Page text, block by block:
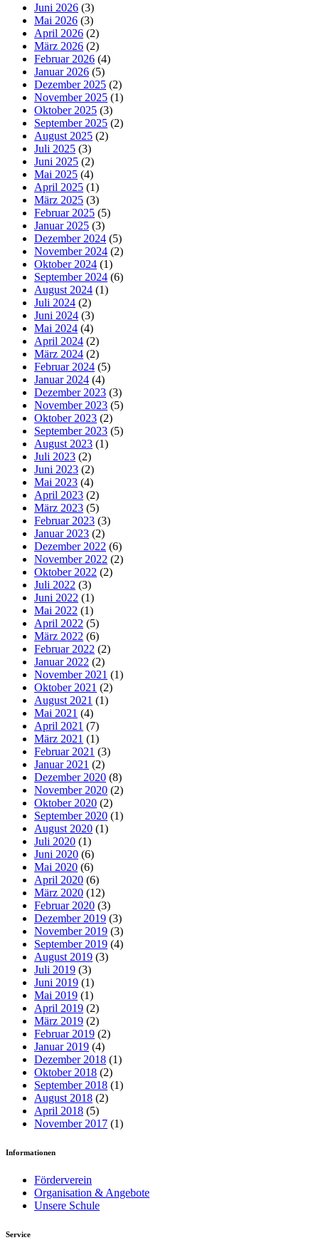
Juni 2026 (3)
Mai 2026 (3)
April 2026 (2)
März 2026 (2)
Februar 2026 (4)
Januar 2026 (5)
Dezember 2025 (2)
November 2025 (1)
Oktober 2025 (3)
September 2025 (2)
August 2025 (2)
Juli 2025 (3)
Juni 2025 (2)
Mai 2025 (4)
April 2025 (1)
März 2025 (3)
Februar 2025 (5)
Januar 2025 (3)
Dezember 2024 (5)
November 2024 (2)
Oktober 2024 (1)
September 2024 (6)
August 2024 (1)
Juli 2024 (2)
Juni 2024 (3)
Mai 2024 (4)
April 2024 (2)
März 2024 (2)
Februar 2024 (5)
Januar 2024 (4)
Dezember 2023 (3)
November 2023 (5)
Oktober 2023 (2)
September 2023 (5)
August 2023 (1)
Juli 2023 (2)
Juni 2023 (2)
Mai 2023 (4)
April 2023 (2)
März 2023 (5)
Februar 2023 (3)
Januar 2023 (2)
Dezember 2022 (6)
November 2022 (2)
Oktober 2022 (2)
Juli 2022 (3)
Juni 2022 (1)
Mai 2022 (1)
April 2022 (5)
März 2022 (6)
Februar 2022 (2)
Januar 2022 (2)
November 2021 (1)
Oktober 2021 (2)
August 2021 (1)
Mai 2021 (4)
April 2021 (7)
März 2021 (1)
Februar 2021 (3)
Januar 2021 (2)
Dezember 2020 (8)
November 2020 (2)
Oktober 2020 (2)
September 2020 (1)
August 2020 (1)
Juli 2020 (1)
Juni 2020 (6)
Mai 2020 (6)
April 2020 (6)
März 2020 (12)
Februar 2020 (3)
Dezember 2019 (3)
November 2019 (3)
September 2019 (4)
August 2019 (3)
Juli 2019 (3)
Juni 2019 (1)
Mai 2019 (1)
April 2019 (2)
März 2019 (2)
Februar 2019 (2)
Januar 2019 (4)
Dezember 2018 (1)
Oktober 2018 (2)
September 2018 (1)
August 2018 (2)
April 2018 (5)
November 2017 (1)
Informationen
Förderverein
Organisation & Angebote
Unsere Schule
Service